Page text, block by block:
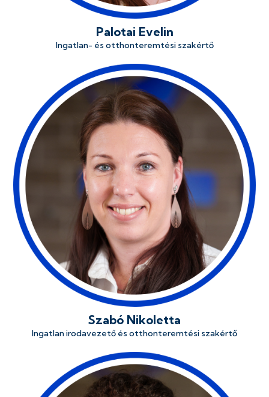
Palotai Evelin
Ingatlan- és otthonteremtési szakértő
Szabó Nikoletta
Ingatlan irodavezető és otthonteremtési szakértő